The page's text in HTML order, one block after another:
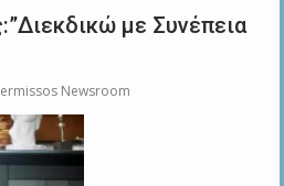
με Συνέπεια
Newsroom